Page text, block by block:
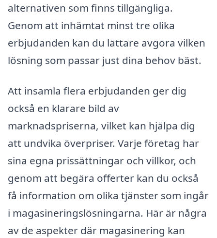
alternativen som finns tillgängliga.
Genom att inhämtat minst tre olika
erbjudanden kan du lättare avgöra vilken
lösning som passar just dina behov bäst.
Att insamla flera erbjudanden ger dig
också en klarare bild av
marknadspriserna, vilket kan hjälpa dig
att undvika överpriser. Varje företag har
sina egna prissättningar och villkor, och
genom att begära offerter kan du också
få information om olika tjänster som ingår
i magasineringslösningarna. Här är några
av de aspekter där magasinering kan